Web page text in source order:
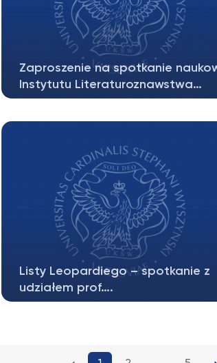
Zaproszenie na spotkanie
Instytutu Literaturoznawstwa…
w dniu 27 maja 2025 r. gościć będzie
Listy Leopardiego – spotkanie z
udziałem prof….